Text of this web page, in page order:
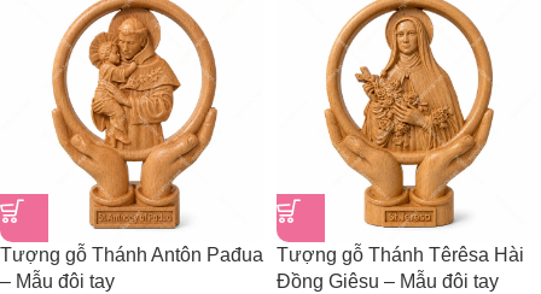
Tượng gỗ Thánh Antôn Pađua
– Mẫu đôi tay
Tượng gỗ Thánh Têrêsa Hài
Đồng Giêsu – Mẫu đôi tay